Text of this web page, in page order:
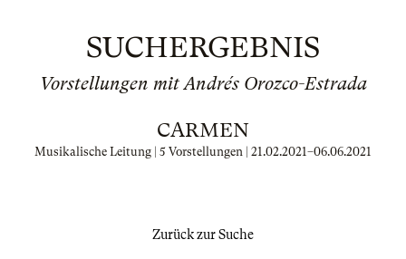
SUCHERGEBNIS
Vorstellungen mit Andrés Orozco-Estrada
CARMEN
Musikalische Leitung | 5 Vorstellungen | 21.02.2021–06.06.2021
Zurück zur Suche